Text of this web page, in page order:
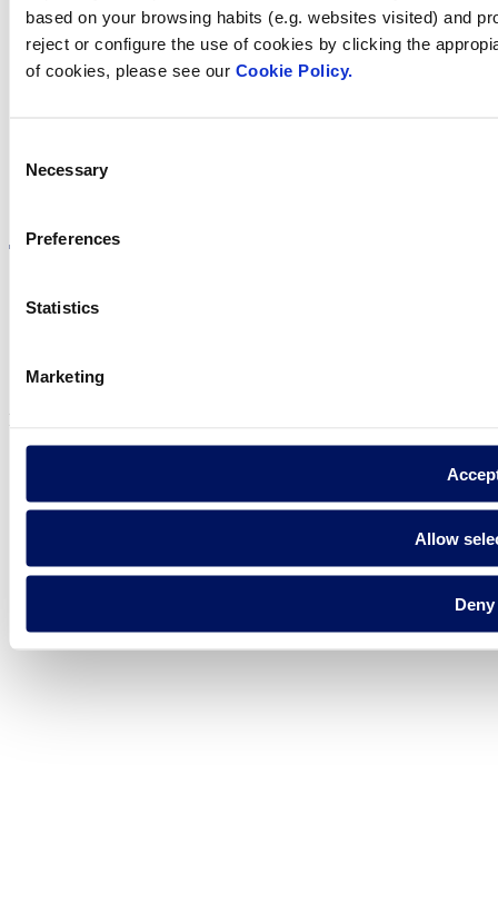
based on your browsing habits (e.g. websites visited) and
reject or configure the use of cookies by clicking the
of cookies, please see our Cookie Policy.
Selection
Necessary
Preferences
Statistics
Marketing
Allow
Deny
Trobi Fluidra
al seu país
Política de cookies
Fluidra S.A. 2025